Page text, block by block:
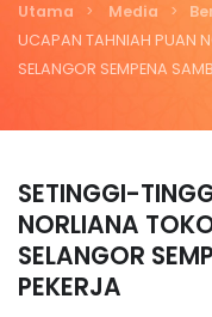
Utama Media
UCAPAN TAHNIAH PUAN
SELANGOR SEMPENA
SETINGGI-
NORLIANA
SELANGOR
PEKERJA